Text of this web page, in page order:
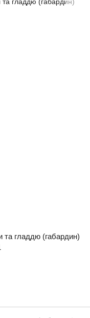
та гладдю (габардин)